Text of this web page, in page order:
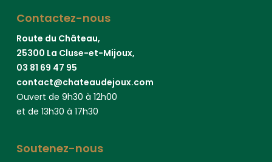
Contactez-nous
Route du Château,
25300 La Cluse-et-Mijoux,
03 81 69 47 95
contact@chateaudejoux.com
Ouvert de 9h30 à 12h00
et de 13h30 à 17h30
Soutenez-nous